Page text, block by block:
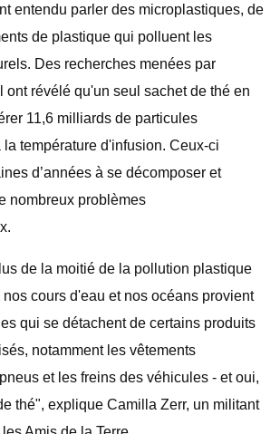
entendu parler des microplastiques, de
de plastique qui polluent les
Des recherches menées par
ont révélé qu'un seul sachet de thé en
11,6 milliards de particules
température d'infusion. Ceux-ci
d’années à se décomposer et
nombreux problèmes
de la moitié de la pollution plastique
cours d'eau et nos océans provient
qui se détachent de certains produits
notamment les vêtements
et les freins des véhicules - et oui,
thé", explique Camilla Zerr, un militant